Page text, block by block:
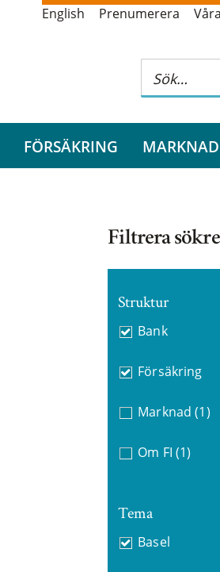
English Prenumerera
FÖRSÄKRING MARKNAD
Filtrera
Struktur
Bank
Försäkring
Marknad (1)
Om FI (1)
Tema
Basel